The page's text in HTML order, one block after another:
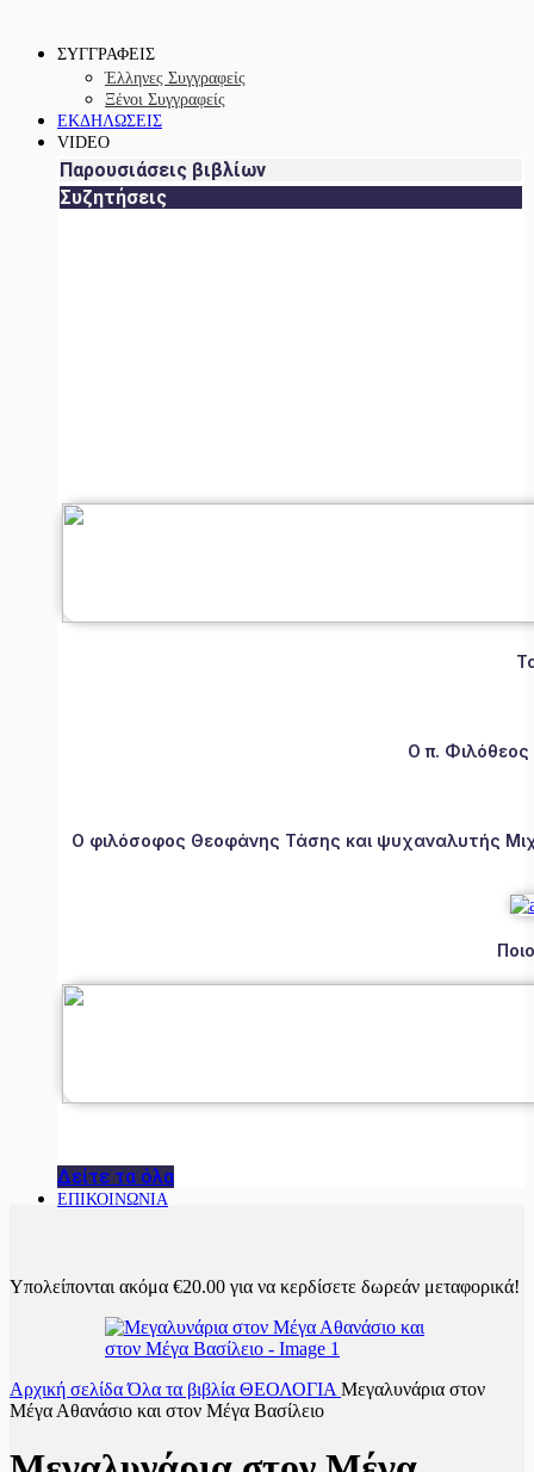
ΣΥΓΓΡΑΦΕΙΣ
Έλληνες Συγγραφείς
Ξένοι Συγγραφείς
ΕΚΔΗΛΩΣΕΙΣ
VIDEO
Παρουσιάσεις βιβλίων
Συζητήσεις
Ο π.
Ο φιλόσοφος Θεοφάνης Τάσης και ψυχαναλυτής
Δείτε τα όλα
ΕΠΙΚΟΙΝΩΝΙΑ
Υπολείπονται ακόμα €20.00 για να κερδίσετε δωρεάν μεταφορικά!
Αρχική σελίδαΌλα τα βιβλία ΘΕΟΛΟΓΙΑ Μεγαλυνάρια στον
Μέγα Αθανάσιο και στον Μέγα Βασίλειο